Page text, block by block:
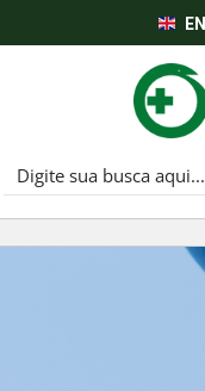
EN